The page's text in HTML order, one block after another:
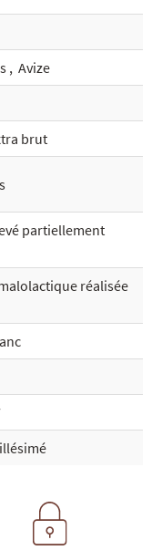
, Avize
brut
partiellement
réalisée